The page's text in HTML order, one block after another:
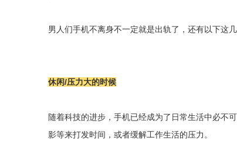
男人们手机不离身不一定就是出轨了，还有以下这几
休闲/压力大的时候
随着科技的进步，手机已经成为了日常生活中必不
影等来打发时间，或者缓解工作生活的压力。